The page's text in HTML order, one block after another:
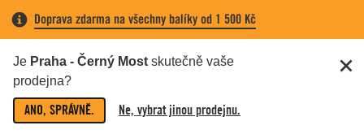
Doprava zdarma na všechny balíky od 1 500 Kč
Je Praha - Černý Most skutečně vaše
prodejna?
ANO, SPRÁVNĚ. Ne, vybrat jinou prodejnu.